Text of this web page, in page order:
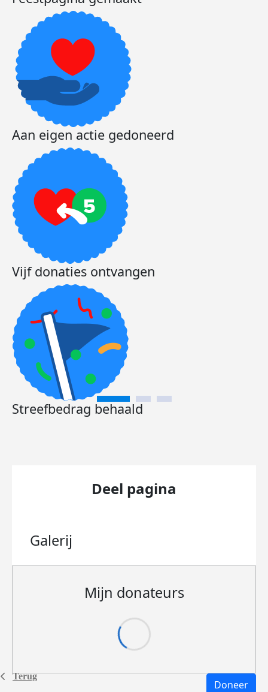
Terug
Aan eigen actie gedoneerd
Vijf donaties ontvangen
Streefbedrag behaald
Deel pagina
Galerij
Mijn donateurs
Doneer